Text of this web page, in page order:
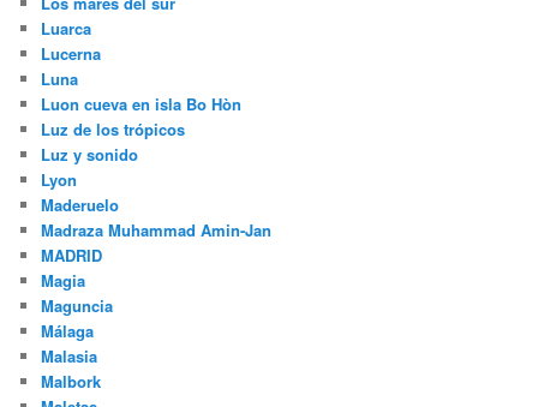
Luarca
Lucerna
Luna
Luon cueva en isla Bo Hòn
Luz de los trópicos
Luz y sonido
Lyon
Maderuelo
Madraza Muhammad Amin-Jan
MADRID
Magia
Maguncia
Málaga
Malasia
Malbork